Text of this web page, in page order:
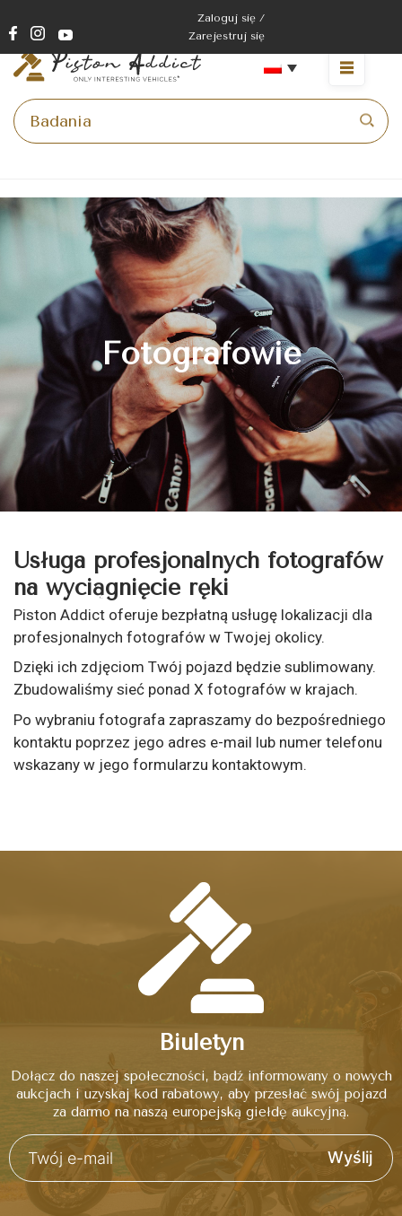
Zaloguj się /
Zarejestruj się
Fotografowie
Usługa profesjonalnych fotografów
na wyciągnięcie ręki
Piston Addict oferuje bezpłatną usługę lokalizacji dla
profesjonalnych fotografów w Twojej okolicy.
Dzięki ich zdjęciom Twój pojazd będzie sublimowany.
Zbudowaliśmy sieć ponad X fotografów w krajach.
Po wybraniu fotografa zapraszamy do bezpośredniego
kontaktu poprzez jego adres e-mail lub numer telefonu
wskazany w jego formularzu kontaktowym.
Biuletyn
Dołącz do naszej społeczności, bądź informowany o nowych
aukcjach i uzyskaj kod rabatowy, aby przesłać swój pojazd
za darmo na naszą europejską giełdę aukcyjną.
Wyślij